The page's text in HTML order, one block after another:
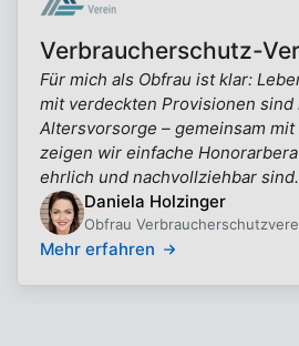
Verbraucherschutz-
Für mich als Obfrau ist klar:
mit verdeckten Provisionen sind
Altersvorsorge – gemeinsam
zeigen wir einfache
ehrlich und nachvollziehbar sind.
Daniela Holzinger
Obfrau
Mehr erfahren